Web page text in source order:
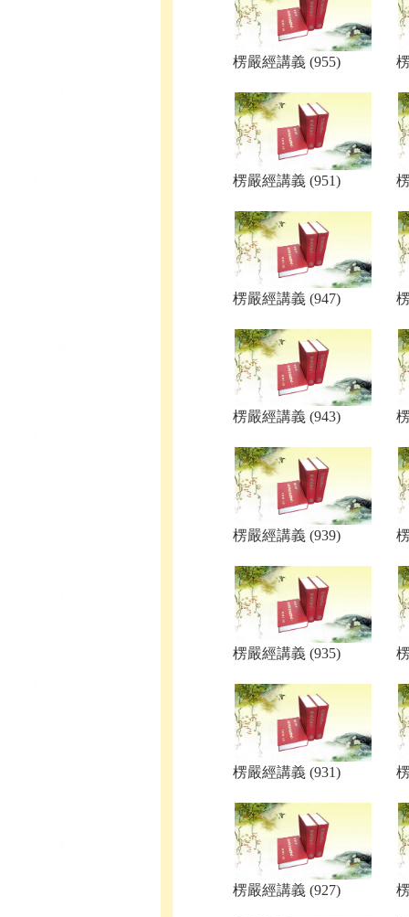
楞嚴經講義 (955)
楞嚴經講義 (951)
楞嚴經講義 (947)
楞嚴經講義 (943)
楞嚴經講義 (939)
楞嚴經講義 (935)
楞嚴經講義 (931)
楞嚴經講義 (927)